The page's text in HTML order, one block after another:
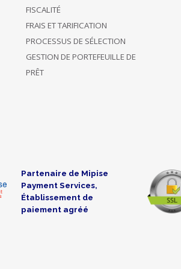
FISCALITÉ
FRAIS ET TARIFICATION
PROCESSUS DE SÉLECTION
GESTION DE PORTEFEUILLE DE
PRÊT
Partenaire de Mipise
Payment Services,
Établissement de
paiement agréé